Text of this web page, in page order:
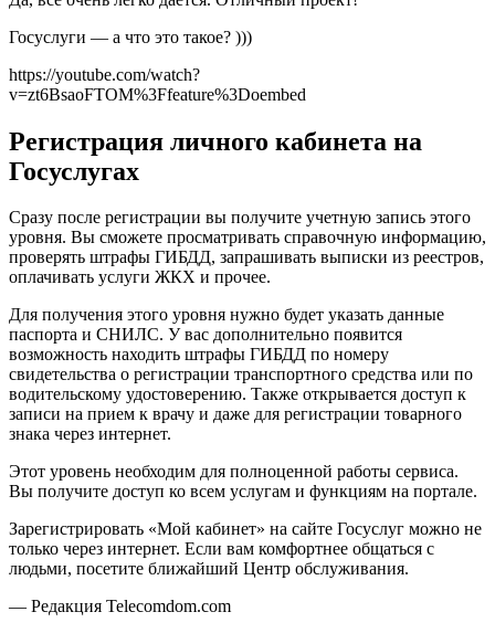
Госуслуги — а что это такое? )))
https://youtube.com/watch?
v=zt6BsaoFTOM%3Ffeature%3Doembed
Регистрация личного кабинета на
Госуслугах
Сразу после регистрации вы получите учетную запись этого
уровня. Вы сможете просматривать справочную информацию,
проверять штрафы ГИБДД, запрашивать выписки из реестров,
оплачивать услуги ЖКХ и прочее.
Для получения этого уровня нужно будет указать данные
паспорта и СНИЛС. У вас дополнительно появится
возможность находить штрафы ГИБДД по номеру
свидетельства о регистрации транспортного средства или по
водительскому удостоверению. Также открывается доступ к
записи на прием к врачу и даже для регистрации товарного
знака через интернет.
Этот уровень необходим для полноценной работы сервиса.
Вы получите доступ ко всем услугам и функциям на портале.
Зарегистрировать «Мой кабинет» на сайте Госуслуг можно не
только через интернет. Если вам комфортнее общаться с
людьми, посетите ближайший Центр обслуживания.
— Редакция Telecomdom.com